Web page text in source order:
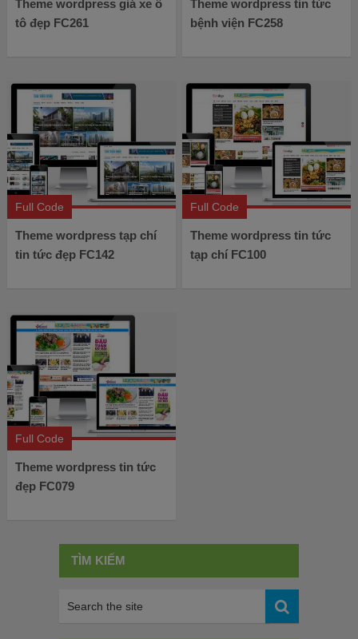
Theme wordpress giá xe ô
tô đẹp FC261
Theme wordpress tin tức
bệnh viện FC258
Full Code
Theme wordpress tạp chí
tin tức đẹp FC142
Full Code
Theme wordpress tin tức
tạp chí FC100
Full Code
Theme wordpress tin tức
đẹp FC079
TÌM KIẾM